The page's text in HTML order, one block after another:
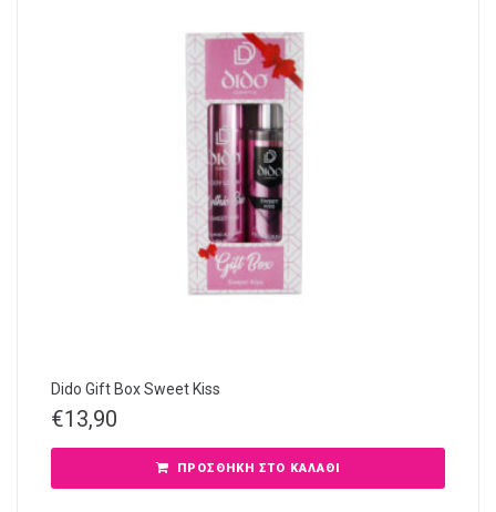
Dido Gift Box Sweet Kiss
€13,90
ΠΡΟΣΘΉΚΗ ΣΤΟ ΚΑΛΆΘΙ